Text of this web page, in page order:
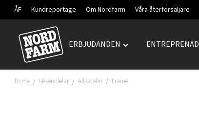
ÅF Kundreportage Om Nordfarm Våra återförsäljare
Hoppa
innehåll
ERBJUDANDEN
Toggle
menu
ENTREPRENAD
Home / Reservdelar / Alla delar / Frame